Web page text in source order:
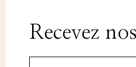
Recevez